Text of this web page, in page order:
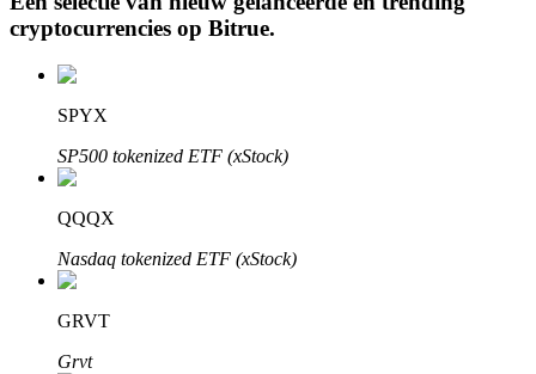
Auto Invest
Grijp langetermijnwinst en flexibele belangen
cryptocurrencies op Bitrue.
SPYX
SP500 tokenized ETF (xStock)
QQQX
Nasdaq tokenized ETF (xStock)
GRVT
Grvt